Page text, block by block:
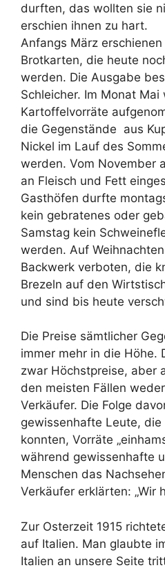
durften, das wollten sie
erschien ihnen zu hart.
Anfangs März
Brotkarten, die heute
werden. Die Ausgabe
Schleicher. Im Monat Mai
Kartoffelvorräte
die Gegenstände aus
Nickel im Lauf des
werden. Vom November
an Fleisch und Fett
Gasthöfen durfte
kein gebratenes oder
Samstag kein
werden. Auf
Backwerk verboten, die
Brezeln auf den
und sind bis heute
Die Preise sämtlicher
immer mehr in die Höhe.
zwar Höchstpreise, aber
den meisten Fällen
Verkäufer. Die Folge
gewissenhafte Leute, die
konnten, Vorräte
während gewissenhafte
Menschen das
Verkäufer erklärten: „Wir
Zur Osterzeit 1915
auf Italien. Man glaubte
Italien an unsere Seite